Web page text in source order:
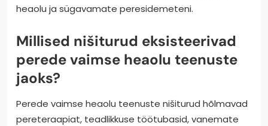
heaolu ja sügavamate peresidemeteni.
Millised nišiturud eksisteerivad
perede vaimse heaolu teenuste
jaoks?
Perede vaimse heaolu teenuste nišiturud hõlmavad
pereteraapiat, teadlikkuse töötubasid, vanemate